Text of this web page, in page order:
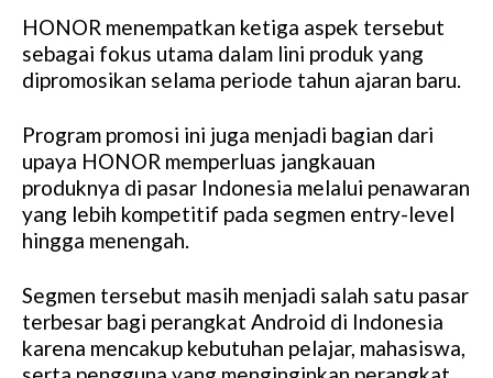
HONOR menempatkan ketiga aspek tersebut
sebagai fokus utama dalam lini produk yang
dipromosikan selama periode tahun ajaran baru.
Program promosi ini juga menjadi bagian dari
upaya HONOR memperluas jangkauan
produknya di pasar Indonesia melalui penawaran
yang lebih kompetitif pada segmen entry-level
hingga menengah.
Segmen tersebut masih menjadi salah satu pasar
terbesar bagi perangkat Android di Indonesia
karena mencakup kebutuhan pelajar, mahasiswa,